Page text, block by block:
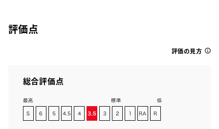
評価点
評価の見方
総合評価点